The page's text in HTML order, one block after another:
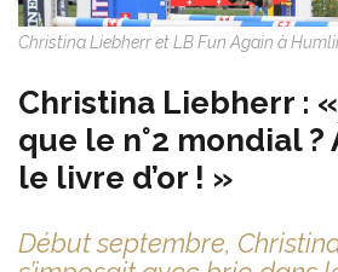
Christina Liebherr et LB Fun Again à
Christina Liebherr :
que le n°2 mondial ?
le livre d’or ! »
Début septembre,